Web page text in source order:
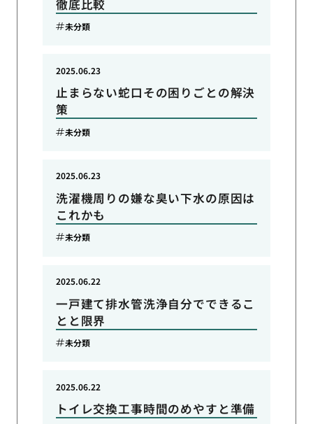
徹底比較
未分類
止まらない蛇口その困りごとの解決
策
2025.06.23
未分類
洗濯機周りの嫌な臭い下水の原因は
これかも
2025.06.23
未分類
一戸建て排水管洗浄自分でできるこ
とと限界
2025.06.22
未分類
トイレ交換工事時間のめやすと準備
2025.06.22